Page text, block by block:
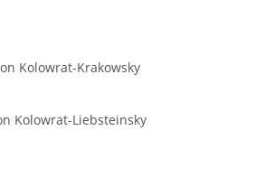
Kolowrat-Krakowsky
Kolowrat-Liebsteinsky